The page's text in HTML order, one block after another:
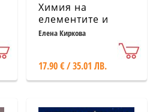
Химия на
елементите и
техните
Елена Киркова
17.90 € / 35.01 ЛВ.